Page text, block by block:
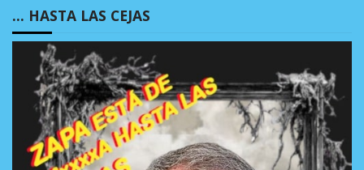
… HASTA LAS CEJAS